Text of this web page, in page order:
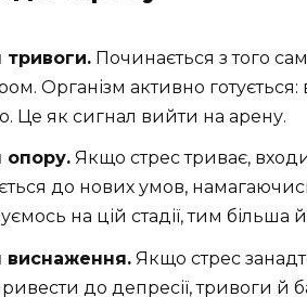
тривоги. Починається з того
Організм активно
Це як сигнал вийти на арену.
опору. Якщо стрес триває,
до нових умов,
на цій стадії, тим більша
виснаження. Якщо стрес
до депресії, тривоги й